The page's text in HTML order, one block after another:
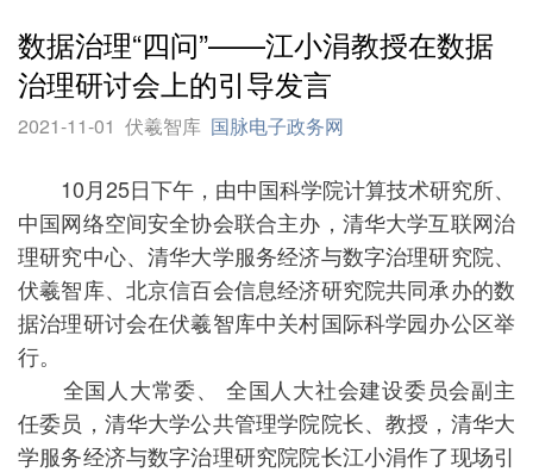
数据治理“四问”——江小涓教授在数据
治理研讨会上的引导发言
2021-11-01 伏羲智库 国脉电子政务网
10月25日下午，由中国科学院计算技术研究所、
中国网络空间安全协会联合主办，清华大学互联网治
理研究中心、清华大学服务经济与数字治理研究院、
伏羲智库、北京信百会信息经济研究院共同承办的数
据治理研讨会在伏羲智库中关村国际科学园办公区举
行。
全国人大常委、 全国人大社会建设委员会副主
任委员，清华大学公共管理学院院长、教授，清华大
学服务经济与数字治理研究院院长江小涓作了现场引